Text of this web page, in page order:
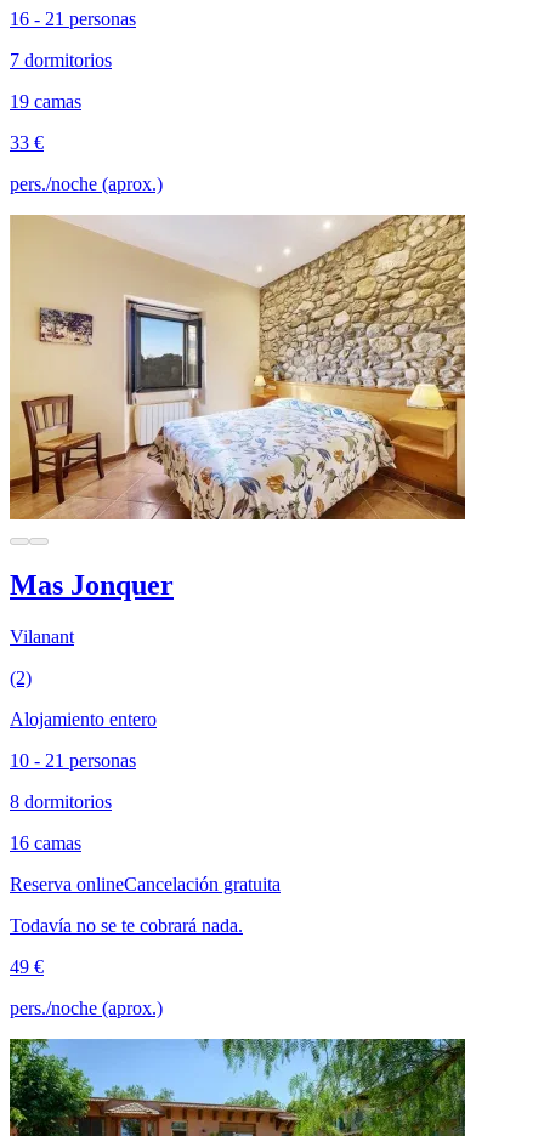
16 - 21 personas
7 dormitorios
19 camas
33 €
pers./noche (aprox.)
Mas Jonquer
Vilanant
(2)
Alojamiento entero
10 - 21 personas
8 dormitorios
16 camas
Reserva onlineCancelación gratuita
Todavía no se te cobrará nada.
49 €
pers./noche (aprox.)